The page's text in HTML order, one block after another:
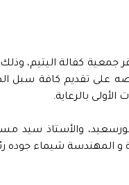
جمعية كفالة اليتيم،
على تقديم كافة سبل
بالرعاية.
والأستاذ سيد
و المهندسة شيماء